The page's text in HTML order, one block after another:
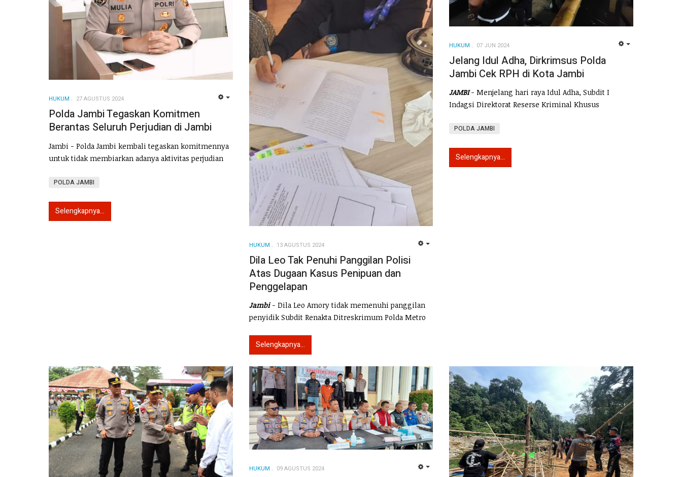
HUKUM 27 AGUSTUS 2024
Polda Jambi Tegaskan Komitmen
Berantas Seluruh Perjudian di Jambi
Jambi - Polda Jambi kembali tegaskan komitmennya
untuk tidak membiarkan adanya aktivitas perjudian
POLDA JAMBI
Selengkapnya...
HUKUM 13 AGUSTUS 2024
Dila Leo Tak Penuhi Panggilan Polisi
Atas Dugaan Kasus Penipuan dan
Penggelapan
Jambi- Dila Leo Amory tidak memenuhi panggilan
penyidik Subdit Renakta Ditreskrimum Polda Metro
Selengkapnya...
HUKUM 07 JUN 2024
Jelang Idul Adha, Dirkrimsus Polda
Jambi Cek RPH di Kota Jambi
JAMBI- Menjelang hari raya Idul Adha, Subdit I
Indagsi Direktorat Reserse Kriminal Khusus
POLDA JAMBI
Selengkapnya...
HUKUM 09 AGUSTUS 2024